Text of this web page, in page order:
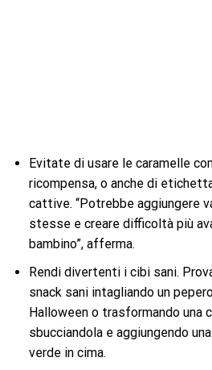
Evitate di usare le caramelle
ricompensa, o anche di
cattive. “Potrebbe aggiungere
stesse e creare difficoltà più
bambino”, afferma.
Rendi divertenti i cibi sani.
snack sani intagliando un
Halloween o trasformando una
sbucciandola e aggiungendo
verde in cima.